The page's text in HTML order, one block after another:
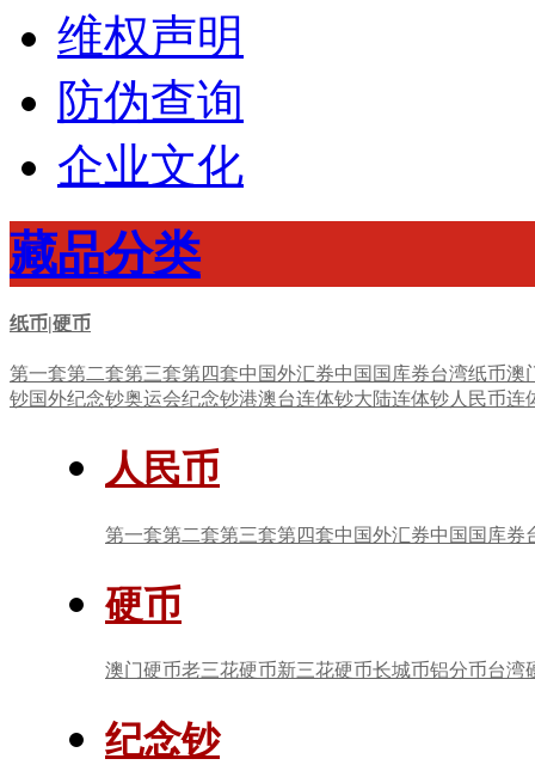
维权声明
防伪查询
企业文化
藏品分类
纸币|硬币
第一套第二套第三套第四套中国外汇券中国国库券台湾纸币澳
钞国外纪念钞奥运会纪念钞港澳台连体钞大陆连体钞 人民币连
人民币
第一套第二套第三套第四套中国外汇券中国国库券
硬币
澳门硬币老三花硬币新三花硬币长城币铝分币台湾
纪念钞